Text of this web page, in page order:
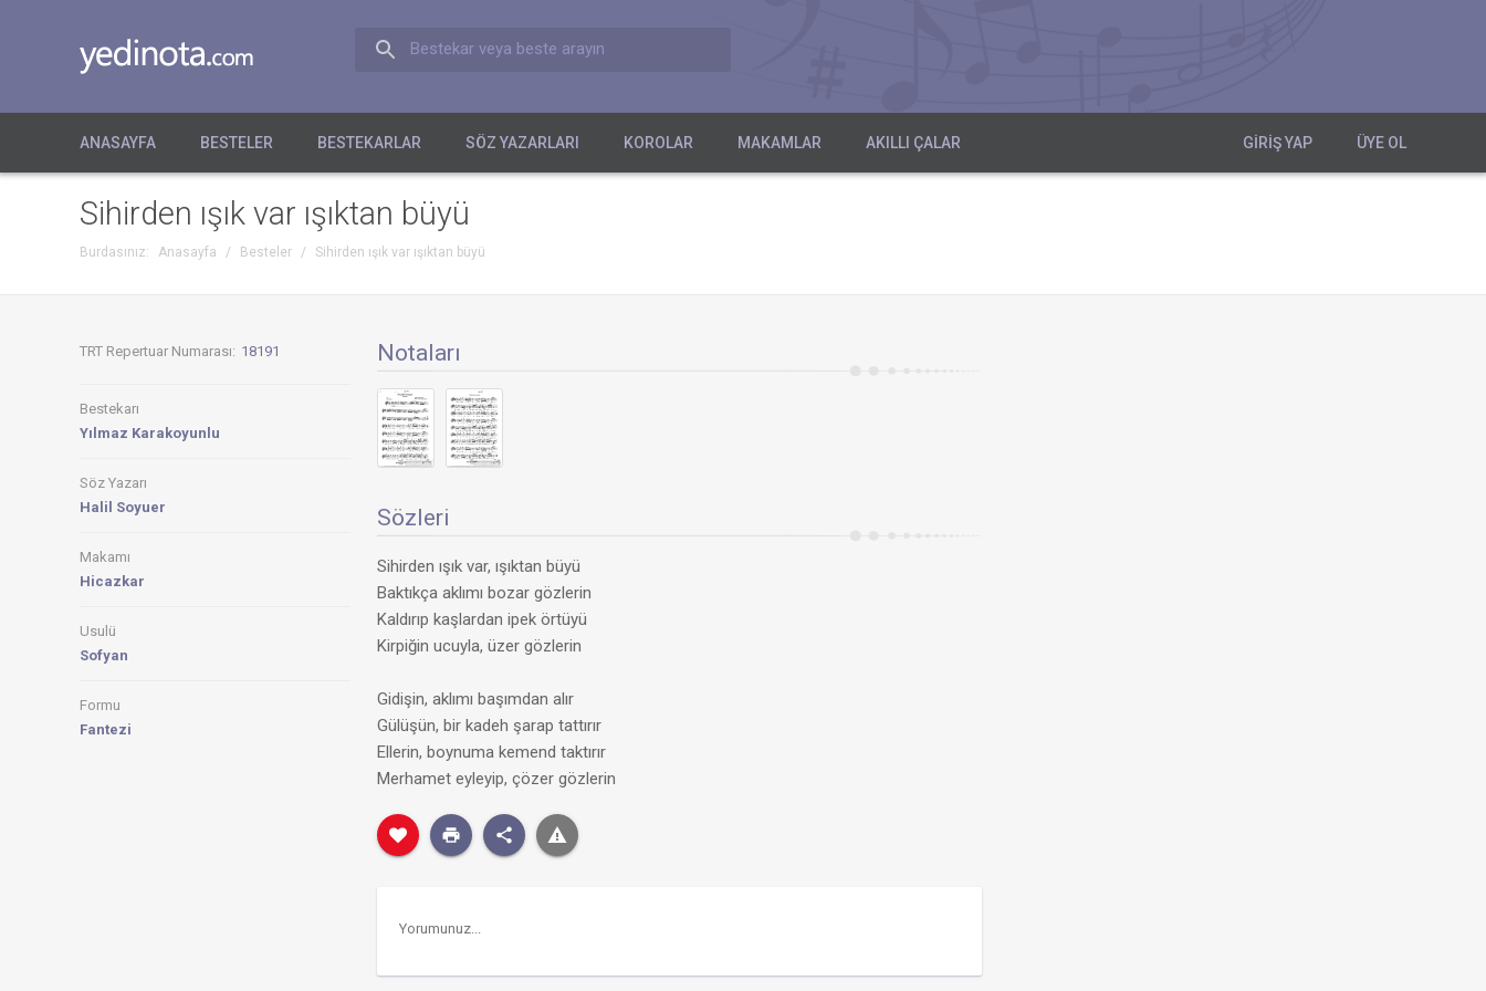
Bestekar veya beste arayın
ANASAYFA BESTELER BESTEKARLAR SÖZ YAZARLARI KOROLAR MAKAMLAR AKILLI ÇALAR GIRIŞ YAP ÜYE OL
Sihirden ışık var ışıktan büyü
Burdasınız: Anasayfa / Besteler / Sihirden ışık var ışıktan büyü
TRT Repertuar Numarası: 18191
Bestekarı
Yılmaz Karakoyunlu
Söz Yazarı
Halil Soyuer
Makamı
Hicazkar
Usulü
Sofyan
Formu
Fantezi
Notaları
Sözleri
Sihirden ışık var, ışıktan büyü
Baktıkça aklımı bozar gözlerin
Kaldırıp kaşlardan ipek örtüyü
Kirpiğin ucuyla, üzer gözlerin
Gidişin, aklımı başımdan alır
Gülüşün, bir kadeh şarap tattırır
Ellerin, boynuma kemend taktırır
Merhamet eyleyip, çözer gözlerin